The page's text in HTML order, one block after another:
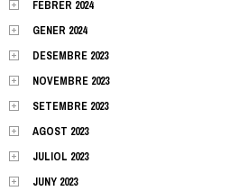
FEBRER 2024
GENER 2024
DESEMBRE 2023
NOVEMBRE 2023
SETEMBRE 2023
AGOST 2023
JULIOL 2023
JUNY 2023